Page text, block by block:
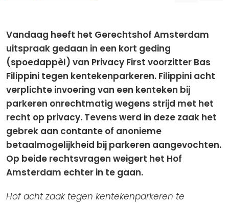
Privacybeleid
ANBI Status
Playlist
Vandaag heeft het Gerechtshof Amsterdam
uitspraak gedaan in een kort geding
(spoedappèl) van Privacy First voorzitter Bas
Filippini tegen kentekenparkeren. Filippini acht
verplichte invoering van een kenteken bij
parkeren onrechtmatig wegens strijd met het
recht op privacy. Tevens werd in deze zaak het
gebrek aan contante of anonieme
betaalmogelijkheid bij parkeren aangevochten.
Op beide rechtsvragen weigert het Hof
Amsterdam echter in te gaan.
Hof acht zaak tegen kentekenparkeren te